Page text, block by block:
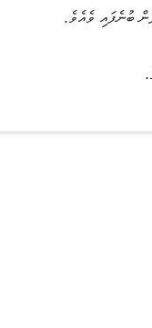
ބުނެފައި ވެއެވެ.